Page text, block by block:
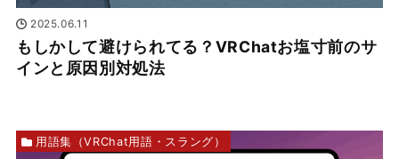
2025.06.11
もしかして避けられてる？VRChatお塩寸前のサ
インと原因別対処法
用語集（VRChat用語・スラング）